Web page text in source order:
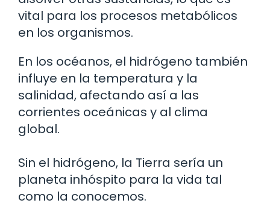
vital para los procesos metabólicos
en los organismos.
En los océanos, el hidrógeno también
influye en la temperatura y la
salinidad, afectando así a las
corrientes oceánicas y al clima
global.
Sin el hidrógeno, la Tierra sería un
planeta inhóspito para la vida tal
como la conocemos.